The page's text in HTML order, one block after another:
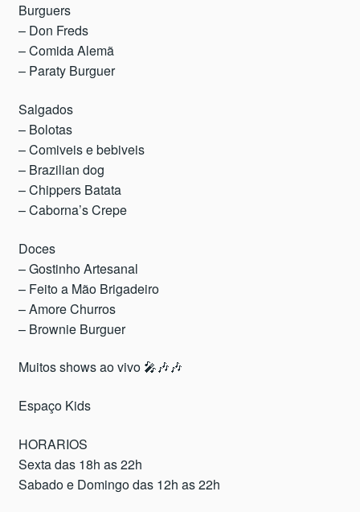
Burguers
– Don Freds
– Comida Alemã
– Paraty Burguer
Salgados
– Bolotas
– Comiveis e bebiveis
– Brazilian dog
– Chippers Batata
– Caborna’s Crepe
Doces
– Gostinho Artesanal
– Feito a Mão Brigadeiro
– Amore Churros
– Brownie Burguer
Muitos shows ao vivo 🎤🎶🎶
Espaço Kids
HORARIOS
Sexta das 18h as 22h
Sabado e Domingo das 12h as 22h